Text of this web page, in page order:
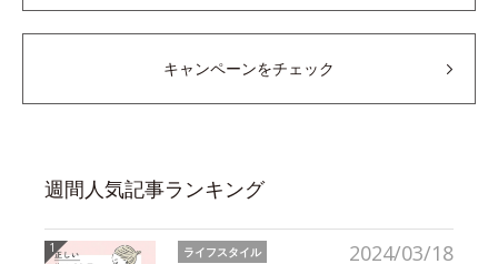
キャンペーンをチェック
週間人気記事ランキング
2024/03/18
ライフスタイル